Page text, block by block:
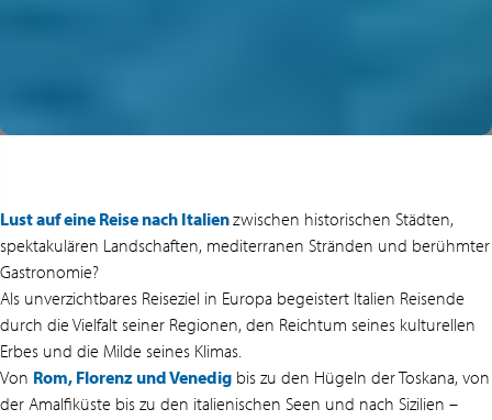
Lust auf eine Reise nach Italienzwischen historischen Städten,
spektakulären Landschaften, mediterranen Stränden und berühmter
Gastronomie?
Als unverzichtbares Reiseziel in Europa begeistert Italien Reisende
durch die Vielfalt seiner Regionen, den Reichtum seines kulturellen
Erbes und die Milde seines Klimas.
Von Rom, Florenz und Venedig bis zu den Hügeln der Toskana, von
der Amalfiküste bis zu den italienischen Seen und nach Sizilien –